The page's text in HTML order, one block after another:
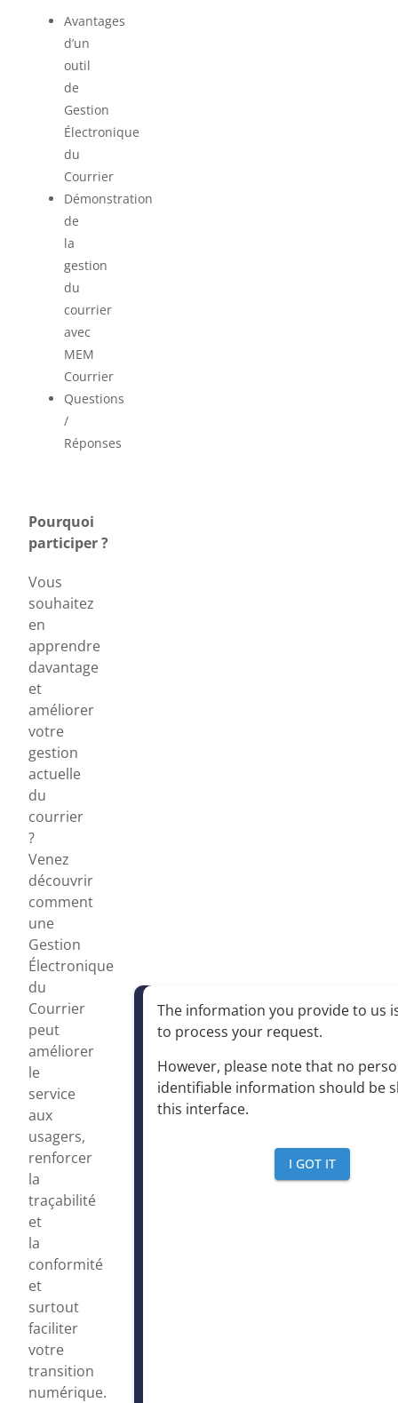
Avantages
d’un
outil
de
Gestion
Électronique
du
Courrier
Démonstration
de
la
gestion
du
courrier
avec
MEM
Courrier
Questions
/
Réponses
Pourquoi
participer ?
Vous
souhaitez
en
apprendre
davantage
et
améliorer
votre
gestion
actuelle
du
courrier
?
Venez
découvrir
comment
une
Gestion
Électronique
du
Courrier
peut
améliorer
le
service
aux
usagers,
renforcer
la
traçabilité
et
la
conformité
et
surtout
faciliter
votre
transition
numérique.
The information you provide to us
to process your request.
However, please note that no
identifiable information should be
this interface.
I GOT IT